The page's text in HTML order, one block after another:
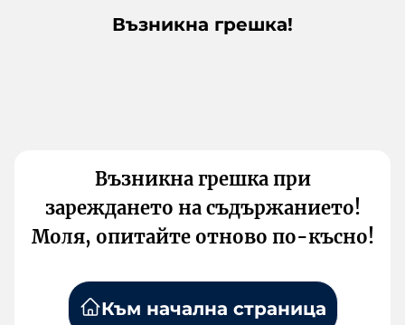
Възникна грешка!
Възникна грешка при
зареждането на съдържанието!
Моля, опитайте отново по-късно!
Към начална страница